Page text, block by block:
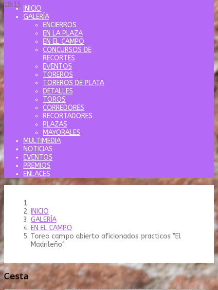
18:15
INICIO
GALERÍA
ENCIERROS
EN LA PLAZA
EN EL CAMPO
CONCURSOS DE
RECORTES
EVENTOS
TOREROS
TOREROS DE PLATA
DETALLES
TOROS
CORREDORES
RECORTADORES
PLAZAS
MAYORALES
MULTIMEDIA
NOTICIAS
EVENTOS
PREMIOS
ENLACES
INICIO
GALERÍA
EN EL CAMPO
Toreo campo abierto aficionados practicos "El
Madrileño".
Cesta